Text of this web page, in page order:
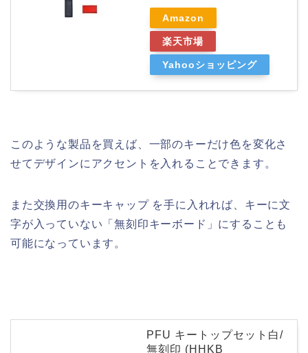
Amazon
楽天市場
Yahooショッピング
このような製品を買えば、一部のキーだけ色を変化さ
せてデザインにアクセントを入れることできます。
また交換用のキーキャップ を手に入れれば、キーに文
字が入っていない「無刻印キーボード」にすることも
可能になっています。
PFU キートップセット白/
無刻印 (HHKB